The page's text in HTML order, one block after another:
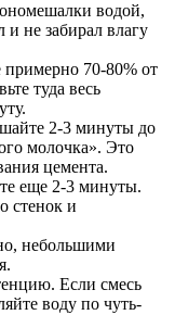
водой,
не забирал влагу
примерно 70-80% от
туда весь
2-3 минуты до
молочка». Это
цемента.
еще 2-3 минуты.
стенок и
небольшими
Если смесь
воду по чуть-